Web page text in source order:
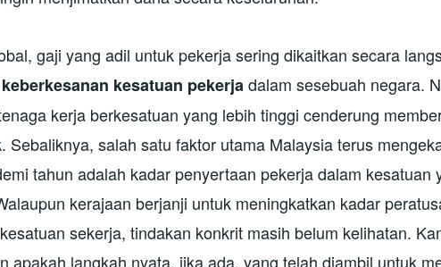
gaji yang adil untuk pekerja sering dikaitkan secara
kesatuan pekerjadalam sesebuah negara.
kerja berkesatuan yang lebih tinggi cenderung
Sebaliknya, salah satu faktor utama Malaysia terus
tahun adalah kadar penyertaan pekerja dalam kesatuan
kerajaan berjanji untuk meningkatkan kadar
sekerja, tindakan konkrit masih belum kelihatan.
apakah langkah nyata, jika ada, yang telah diambil untuk